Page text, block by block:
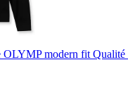
OLYMP modern fit Qualité